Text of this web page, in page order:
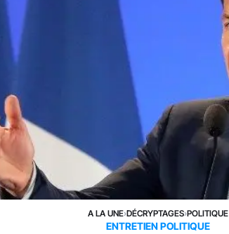
A LA UNE›DÉCRYPTAGES›POLITIQUE
ENTRETIEN POLITIQUE